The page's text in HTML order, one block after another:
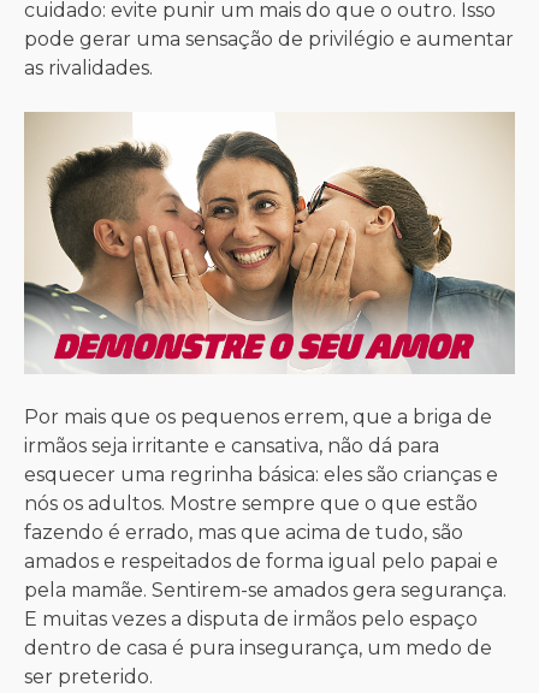
cuidado: evite punir um mais do que o outro. Isso
pode gerar uma sensação de privilégio e aumentar
as rivalidades.
Por mais que os pequenos errem, que a briga de
irmãos seja irritante e cansativa, não dá para
esquecer uma regrinha básica: eles são crianças e
nós os adultos. Mostre sempre que o que estão
fazendo é errado, mas que acima de tudo, são
amados e respeitados de forma igual pelo papai e
pela mamãe. Sentirem-se amados gera segurança.
E muitas vezes a disputa de irmãos pelo espaço
dentro de casa é pura insegurança, um medo de
ser preterido.